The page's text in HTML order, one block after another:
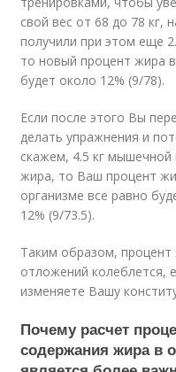
свой вес от 68 до 78 кг,
получили при этом еще
то новый процент жира
будет около 12% (9/78).
Если после этого Вы
делать упражнения и
скажем, 4.5 кг мышечной
жира, то Ваш процент
организме все равно
12% (9/73.5).
Таким образом,
отложений колеблется,
изменяете Вашу
Почему расчет
содержания жира в